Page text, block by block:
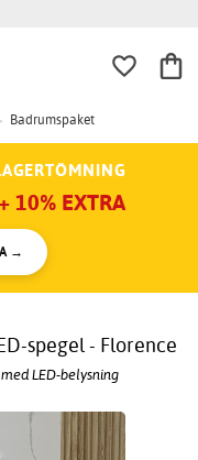
Badrumspaket
10% EXTRA
→
spegel - Florence
LED-belysning